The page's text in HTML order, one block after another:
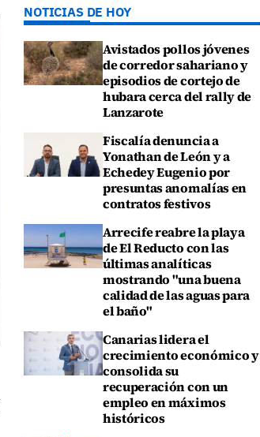
NOTICIAS DE HOY
Avistados pollos jóvenes
de corredor sahariano y
episodios de cortejo de
hubara cerca del rally de
Lanzarote
Fiscalía denuncia a
Yonathan de León y a
Echedey Eugenio por
presuntas anomalías en
contratos festivos
Arrecife reabre la playa
de El Reducto con las
últimas analíticas
mostrando "una buena
calidad de las aguas para
el baño"
Canarias lidera el
crecimiento económico y
consolida su
recuperación con un
empleo en máximos
históricos